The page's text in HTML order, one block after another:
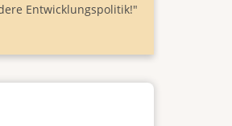
Entwicklungspolitik!"